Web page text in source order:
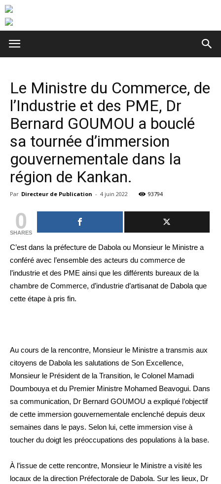
Le Ministre du Commerce, de
l’Industrie et des PME, Dr
Bernard GOUMOU a bouclé
sa tournée d’immersion
gouvernementale dans la
région de Kankan.
Par Directeur de Publication - 4 juin 2022 93794
0
SHARES
C’est dans la préfecture de Dabola ou Monsieur le Ministre a
conféré avec l’ensemble des acteurs du commerce de
l’industrie et des PME ainsi que les différents bureaux de la
chambre de Commerce, d’industrie d’artisanat de Dabola que
cette étape à pris fin.
Au cours de la rencontre, Monsieur le Ministre a transmis aux
citoyens de Dabola les salutations de Son Excellence,
Monsieur le Président de la Transition, le Colonel Mamadi
Doumbouya et du Premier Ministre Mohamed Beavogui. Dans
sa communication, Dr Bernard GOUMOU a expliqué l’objectif
de cette immersion gouvernementale enclenché depuis deux
semaines dans le pays. Selon lui, cette immersion vise à
toucher du doigt les préoccupations des populations à la base.
À l’issue de cette rencontre, Monsieur le Ministre a visité les
locaux de la direction Préfectorale de Dabola. Sur les lieux, Dr